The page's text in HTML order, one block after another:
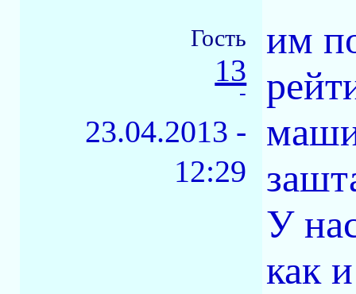
Гость
13
-
23.04.2013 -
12:29
им
У
как